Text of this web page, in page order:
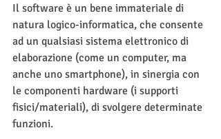
Il software è un bene immateriale di
natura logico-informatica, che consente
ad un qualsiasi sistema elettronico di
elaborazione (come un computer, ma
anche uno smartphone), in sinergia con
le componenti hardware (i supporti
fisici/materiali), di svolgere determinate
funzioni.